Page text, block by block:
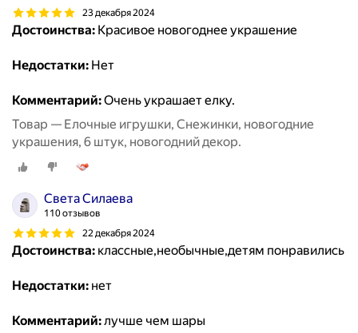
23 декабря 2024
Достоинства: Красивое новогоднее украшение
Недостатки: Нет
Комментарий:Очень украшает елку.
Товар — Елочные игрушки, Снежинки, новогодние
украшения, 6 штук, новогодний декор.
Света Силаева
110 отзывов
22 декабря 2024
Достоинства: классные,необычные,детям понравились
Недостатки: нет
Комментарий:лучше чем шары